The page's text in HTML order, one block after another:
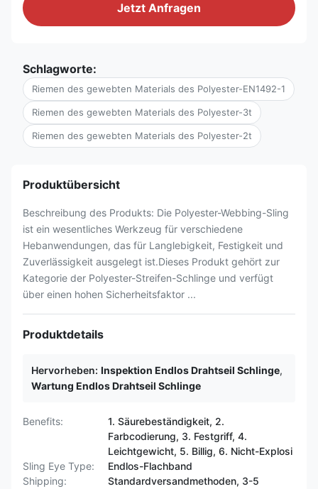
Jetzt Anfragen
Schlagworte:
Riemen des gewebten Materials des Polyester-EN1492-1
Riemen des gewebten Materials des Polyester-3t
Riemen des gewebten Materials des Polyester-2t
Produktübersicht
Beschreibung des Produkts: Die Polyester-Webbing-Sling
ist ein wesentliches Werkzeug für verschiedene
Hebanwendungen, das für Langlebigkeit, Festigkeit und
Zuverlässigkeit ausgelegt ist.Dieses Produkt gehört zur
Kategorie der Polyester-Streifen-Schlinge und verfügt
über einen hohen Sicherheitsfaktor ...
Produktdetails
Hervorheben: Inspektion Endlos Drahtseil Schlinge,
Wartung Endlos Drahtseil Schlinge
Benefits:
1. Säurebeständigkeit, 2.
Farbcodierung, 3. Festgriff, 4.
Leichtgewicht, 5. Billig, 6. Nicht-Explosi
Sling Eye Type:
Endlos-Flachband
Shipping:
Standardversandmethoden, 3-5